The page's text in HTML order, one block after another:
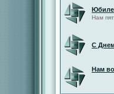
Нам
С
Нам